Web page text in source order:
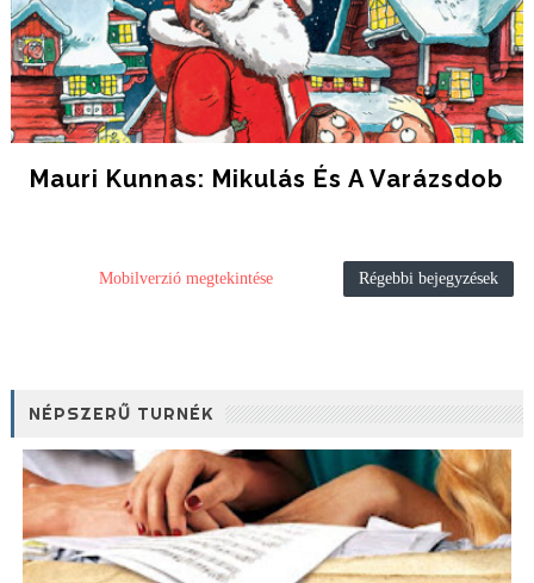
Mauri Kunnas: Mikulás És A Varázsdob
Régebbi bejegyzések
Mobilverzió megtekintése
NÉPSZERŰ TURNÉK